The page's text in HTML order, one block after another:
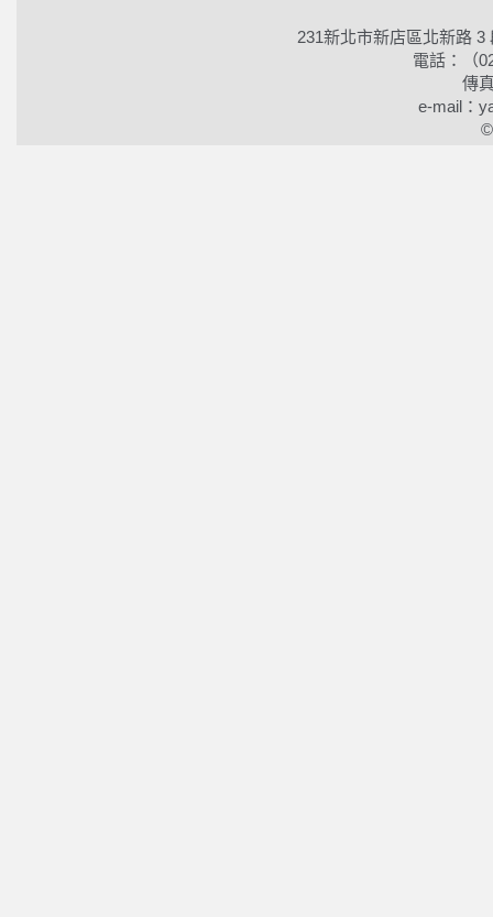
231新北市新店區北新路
電話：（
傳
e-mail：